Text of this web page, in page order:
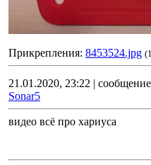
Прикрепления: 8453524.jpg
21.01.2020, 23:22 |
Sonar5
видео всё про хариуса